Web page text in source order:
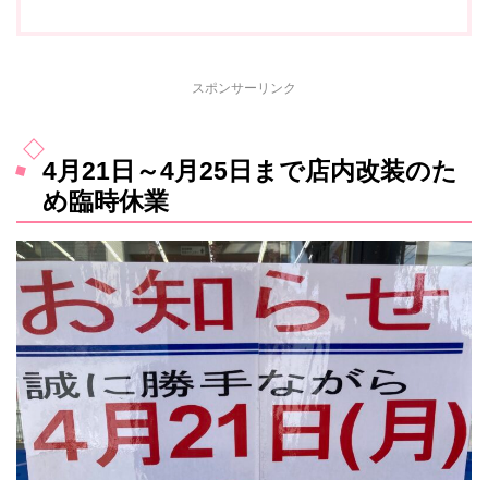
スポンサーリンク
4月21日～4月25日まで店内改装のた
め臨時休業